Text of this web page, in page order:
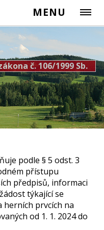
MENU
č. 106/1999 Sb.
podle § 5 odst. 3
přístupu
předpisů, informaci
týkající se
herních prvcích na
od 1. 1. 2024 do